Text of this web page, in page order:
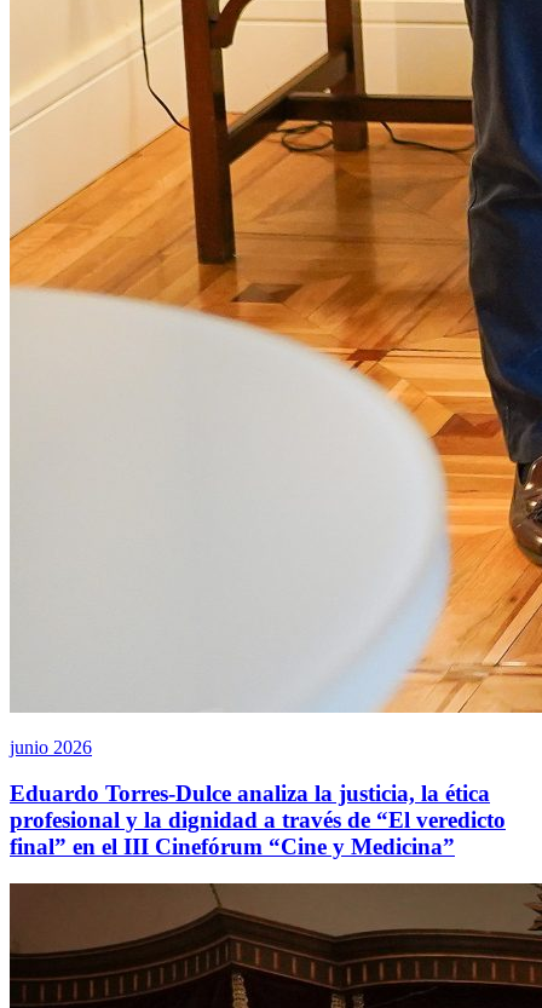
junio 2026
Eduardo Torres-Dulce analiza la justicia, la ética
profesional y la dignidad a través de “El veredicto
final” en el III Cinefórum “Cine y Medicina”